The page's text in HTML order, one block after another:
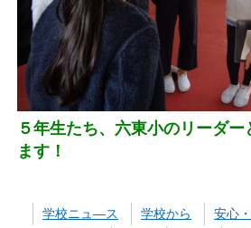
５年生たち、六東小のリーダ
ます！
学校ニュ―ス 学校から 安心